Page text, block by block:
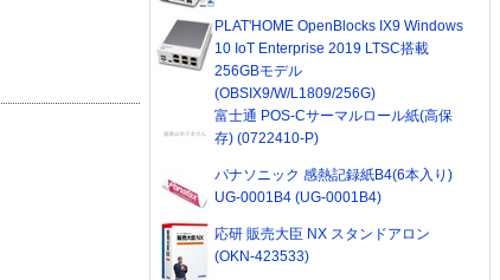
PLAT'HOME OpenBlocks IX9 Windows
10 IoT Enterprise 2019 LTSC搭載
256GBモデル
(OBSIX9/W/L1809/256G)
富士通 POS-Cサーマルロール紙(高保
存) (0722410-P)
パナソニック 感熱記録紙B4(6本入り)
UG-0001B4 (UG-0001B4)
応研 販売大臣 NX スタンドアロン
(OKN-423533)